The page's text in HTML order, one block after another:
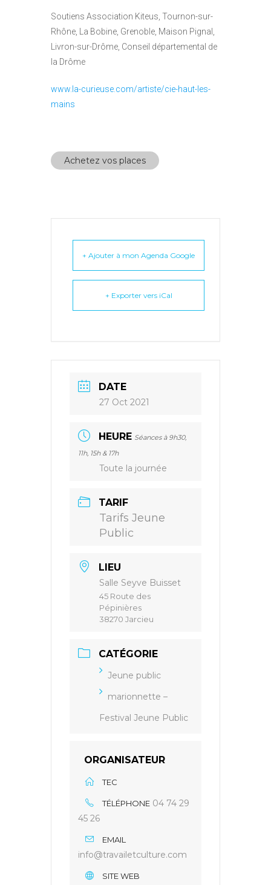
Soutiens Association Kiteus, Tournon-sur-
Rhône, La Bobine, Grenoble, Maison Pignal,
Livron-sur-Drôme, Conseil départemental de
la Drôme
www.la-curieuse.com/artiste/cie-haut-les-
mains
Achetez vos places
+ Ajouter à mon Agenda Google
+ Exporter vers iCal
DATE
27 Oct 2021
HEURE Séances à 9h30,
11h, 15h & 17h
Toute la journée
TARIF
Tarifs Jeune
Public
LIEU
Salle Seyve Buisset
45 Route des
Pépinières
38270 Jarcieu
CATÉGORIE
Jeune public
marionnette –
Festival Jeune Public
ORGANISATEUR
TEC
TÉLÉPHONE 04 74 29
45 26
EMAIL
info@travailetculture.com
SITE WEB